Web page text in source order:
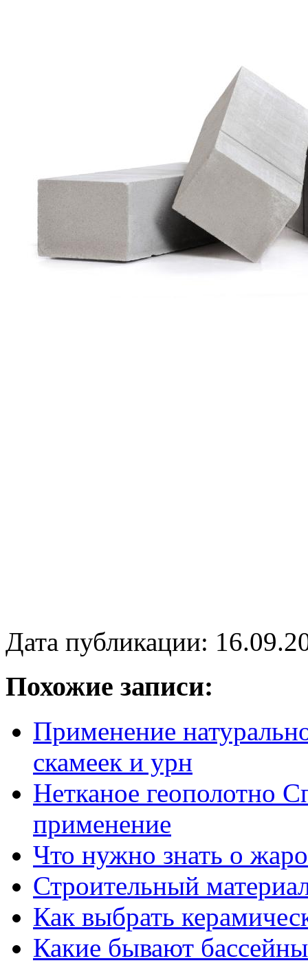
Дата публикации:
Похожие записи:
Применение
скамеек и урн
Нетканое геополотно
применение
Что нужно знать о
Строительный
Как выбрать
Какие бывают